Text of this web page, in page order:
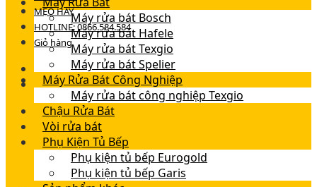
MẸO HAY
HOTLINE: 0866.584.584
Giỏ hàng
Máy rửa bát Bosch
Máy rửa bát Hafele
Máy rửa bát Texgio
Máy rửa bát Spelier
Máy Rửa Bát Công Nghiệp
Máy rửa bát công nghiệp Texgio
Chậu Rửa Bát
Vòi rửa bát
Phụ Kiện Tủ Bếp
Phụ kiện tủ bếp Eurogold
Phụ kiện tủ bếp Garis